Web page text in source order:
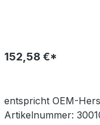
152,58 €*
entspricht OEM-
Artikelnummer: